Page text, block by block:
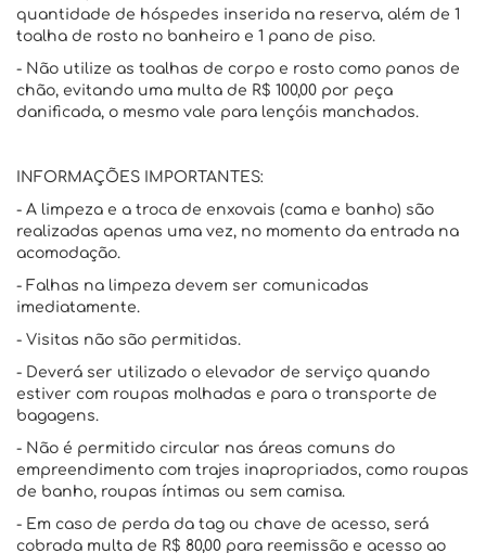
quantidade de hóspedes inserida na reserva, além de 1
toalha de rosto no banheiro e 1 pano de piso.
- Não utilize as toalhas de corpo e rosto como panos de
chão, evitando uma multa de R$ 100,00 por peça
danificada, o mesmo vale para lençóis manchados.
INFORMAÇÕES IMPORTANTES:
- A limpeza e a troca de enxovais (cama e banho) são
realizadas apenas uma vez, no momento da entrada na
acomodação.
- Falhas na limpeza devem ser comunicadas
imediatamente.
- Visitas não são permitidas.
- Deverá ser utilizado o elevador de serviço quando
estiver com roupas molhadas e para o transporte de
bagagens.
- Não é permitido circular nas áreas comuns do
empreendimento com trajes inapropriados, como roupas
de banho, roupas íntimas ou sem camisa.
- Em caso de perda da tag ou chave de acesso, será
cobrada multa de R$ 80,00 para reemissão e acesso ao